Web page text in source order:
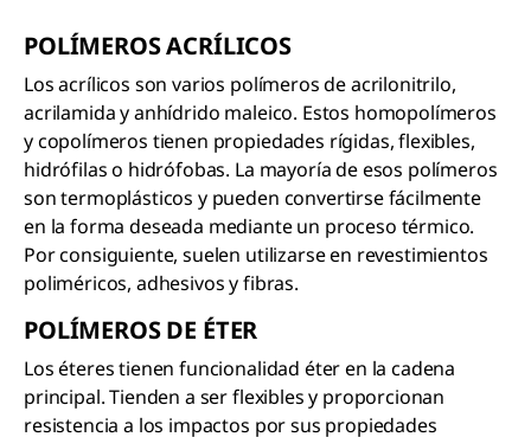
POLÍMEROS ACRÍLICOS
Los acrílicos son varios polímeros de acrilonitrilo,
acrilamida y anhídrido maleico. Estos homopolímeros
y copolímeros tienen propiedades rígidas, flexibles,
hidrófilas o hidrófobas. La mayoría de esos polímeros
son termoplásticos y pueden convertirse fácilmente
en la forma deseada mediante un proceso térmico.
Por consiguiente, suelen utilizarse en revestimientos
poliméricos, adhesivos y fibras.
POLÍMEROS DE ÉTER
Los éteres tienen funcionalidad éter en la cadena
principal. Tienden a ser flexibles y proporcionan
resistencia a los impactos por sus propiedades